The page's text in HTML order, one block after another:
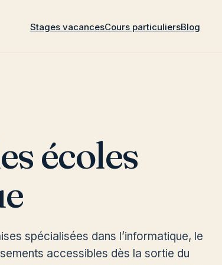
Stages vacancesCours particuliersBlog
écoles
spécialisées dans l’informatique, le
accessibles dès la sortie du